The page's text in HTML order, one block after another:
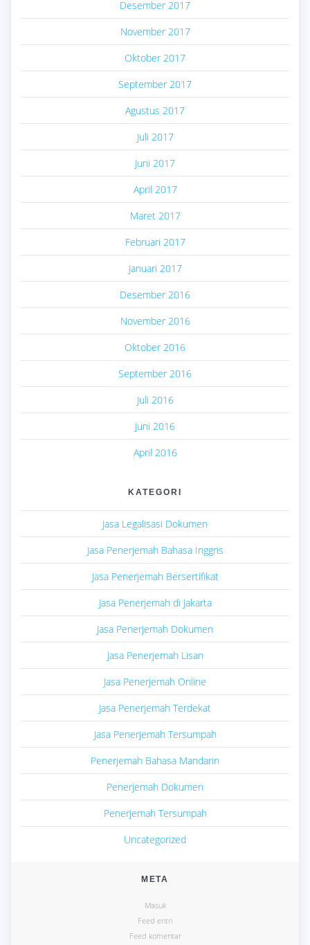
Desember 2017
November 2017
Oktober 2017
September 2017
Agustus 2017
Juli 2017
Juni 2017
April 2017
Maret 2017
Februari 2017
Januari 2017
Desember 2016
November 2016
Oktober 2016
September 2016
Juli 2016
Juni 2016
April 2016
KATEGORI
Jasa Legalisasi Dokumen
Jasa Penerjemah Bahasa Inggris
Jasa Penerjemah Bersertifikat
Jasa Penerjemah di Jakarta
Jasa Penerjemah Dokumen
Jasa Penerjemah Lisan
Jasa Penerjemah Online
Jasa Penerjemah Terdekat
Jasa Penerjemah Tersumpah
Penerjemah Bahasa Mandarin
Penerjemah Dokumen
Penerjemah Tersumpah
Uncategorized
META
Masuk
Feed entri
Feed komentar